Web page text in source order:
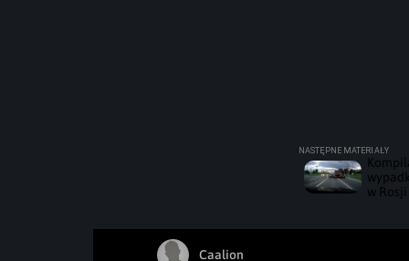
w Rosji
Caalion